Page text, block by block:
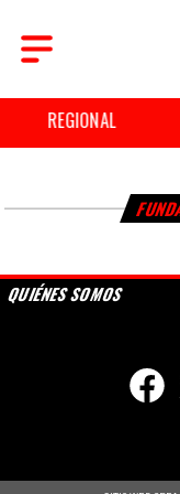
REGIONAL
QUIÉNES SOMOS